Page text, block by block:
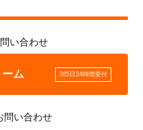
い合わせ
ム 365日24時間受付
問い合わせ